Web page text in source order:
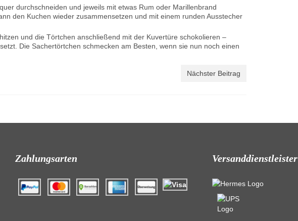
durchschneiden und jeweils mit etwas Rum oder Marillenbrand
den Kuchen wieder zusammensetzen und mit einem runden Ausstecher
und die Törtchen anschließend mit der Kuvertüre schokolieren –
Die Sachertörtchen schmecken am Besten, wenn sie nun noch einen
Nächster Beitrag
Zahlungsarten Versanddienstleister